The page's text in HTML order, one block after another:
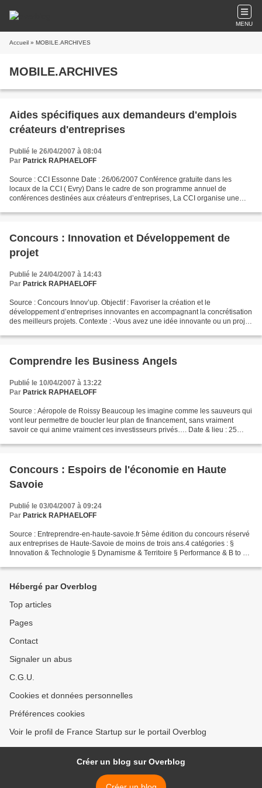
MENU
Accueil » MOBILE.ARCHIVES
MOBILE.ARCHIVES
Aides spécifiques aux demandeurs d'emplois
créateurs d'entreprises
Publié le 26/04/2007 à 08:04
Par Patrick RAPHAELOFF
Source : CCI Essonne Date : 26/06/2007 Conférence gratuite dans les
locaux de la CCI ( Evry) Dans le cadre de son programme annuel de
conférences destinées aux créateurs d’entreprises, La CCI organise une
Concours : Innovation et Développement de
projet
Publié le 24/04/2007 à 14:43
Par Patrick RAPHAELOFF
Source : Concours Innov’up. Objectif : Favoriser la création et le
développement d’entreprises innovantes en accompagnant la concrétisation
des meilleurs projets. Contexte : -Vous avez une idée innovante ou un projet
Comprendre les Business Angels
Publié le 10/04/2007 à 13:22
Par Patrick RAPHAELOFF
Source : Aéropole de Roissy Beaucoup les imagine comme les sauveurs qui
vont leur permettre de boucler leur plan de financement, sans vraiment
savoir ce qui anime vraiment ces investisseurs privés…. Date & lieu : 25
Concours : Espoirs de l'économie en Haute
Savoie
Publié le 03/04/2007 à 09:24
Par Patrick RAPHAELOFF
Source : Entreprendre-en-haute-savoie.fr 5ème édition du concours réservé
aux entreprises de Haute-Savoie de moins de trois ans.4 catégories : §
Innovation & Technologie § Dynamisme & Territoire § Performance & B to B
Hébergé par Overblog
Top articles
Pages
Contact
Signaler un abus
C.G.U.
Cookies et données personnelles
Préférences cookies
Voir le profil de France Startup sur le portail Overblog
Créer un blog sur Overblog